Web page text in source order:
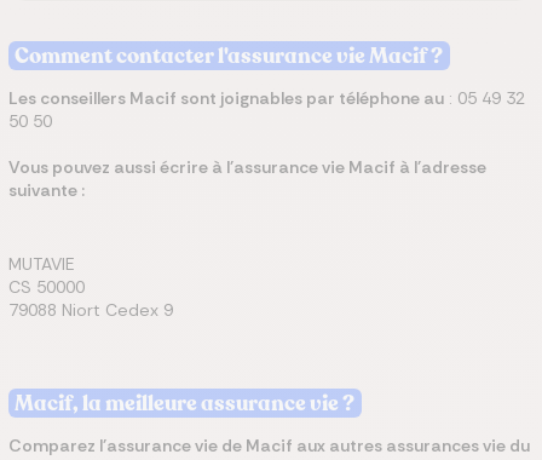
Comment contacter l'assurance vie Macif ?
Les conseillers Macif sont joignables par téléphone au : 05 49 32
50 50
Vous pouvez aussi écrire à l'assurance vie Macif à l'adresse
suivante :
MUTAVIE
CS 50000
79088 Niort Cedex 9
Macif, la meilleure assurance vie ?
Comparez l'assurance vie de Macif aux autres assurances vie du